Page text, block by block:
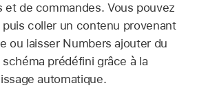
et de commandes. Vous pouvez
coller un contenu provenant
ou laisser Numbers ajouter du
prédéfini grâce à la
automatique.